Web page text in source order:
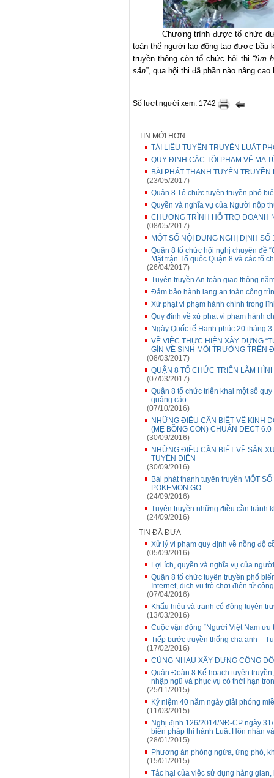
Chương trình được tổ chức
toàn thể người lao động tạo được
truyền thông còn tổ chức hội thi “tìm
sản”, qua hội thi đã phần nào nâng
Số lượt người xem: 1742
TIN MỚI HƠN
TÀI LIỆU TUYÊN TRUYỀN LUẬT
QUY ĐỊNH CÁC TỘI PHẠM VỀ MA
BÀI PHÁT THANH TUYÊN
(23/05/2017)
Quận 8 Tổ chức tuyên truyền phổ
Quyền và nghĩa vụ của Người nộp
CHƯƠNG TRÌNH HỖ TRỢ DOANH
(08/05/2017)
MỘT SỐ NỘI DUNG NGHỊ ĐỊNH
Quận 8 tổ chức hội nghị chuyên đề
Mặt trận Tổ quốc Quận 8 và các tổ
(26/04/2017)
Tuyên truyền An toàn giao thông
Đảm bảo hành lang an toàn công
Xử phạt vi phạm hành chính trong
Quy định về xử phạt vi phạm hành
Ngày Quốc tế Hạnh phúc 20 tháng
VỀ VIỆC THỰC HIỆN XÂY DỰNG
GÌN VỆ SINH MÔI TRƯỜNG TRÊN
(08/03/2017)
QUẬN 8 TỔ CHỨC TRIỂN LÃM
(07/03/2017)
Quận 8 tổ chức triển khai một số
quảng cáo
(07/10/2016)
NHỮNG ĐIỀU CẦN BIẾT VỀ KINH
(MẸ BỒNG CON) CHUẨN DECT 6.0
(30/09/2016)
NHỮNG ĐIỀU CẦN BIẾT VỀ SẢN
TUYẾN ĐIỆN
(30/09/2016)
Bài phát thanh tuyên truyền MỘT
POKEMON GO
(24/09/2016)
Tuyên truyền những điều cần tránh
(24/09/2016)
TIN ĐÃ ĐƯA
Xử lý vi phạm quy định về nồng độ
(05/09/2016)
Lợi ích, quyền và nghĩa vụ của
Quận 8 tổ chức tuyên truyền phổ
Internet, dịch vụ trò chơi điện tử
(07/04/2016)
Khẩu hiệu và tranh cổ động tuyên
(13/03/2016)
Cuộc vận động “Người Việt Nam ưu
Tiếp bước truyền thống cha anh –
(17/02/2016)
CÙNG NHAU XÂY DỰNG CỘNG
Quận Đoàn 8 Kế hoạch tuyên
nhập ngũ và phục vụ có thời hạn
(25/11/2015)
Kỷ niệm 40 năm ngày giải phóng
(11/03/2015)
Nghị định 126/2014/NĐ-CP ngày
biện pháp thi hành Luật Hôn nhân
(28/01/2015)
Phương án phòng ngừa, ứng phó,
(15/01/2015)
Tác hại của việc sử dụng hàng